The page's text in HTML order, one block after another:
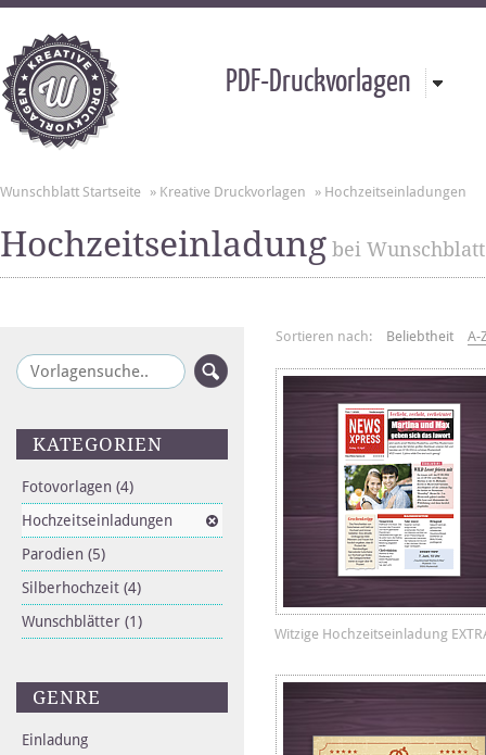
PDF-Druckvorlagen
Wunschblatt Startseite » Kreative Druckvorlagen » Hochzeitseinladungen
Hochzeitseinladung bei Wunschblatt
KATEGORIEN
Fotovorlagen (4)
Hochzeitseinladungen
Parodien (5)
Silberhochzeit (4)
Wunschblätter (1)
GENRE
Einladung
Sortieren nach: Beliebtheit A-
Witzige Hochzeitseinladung